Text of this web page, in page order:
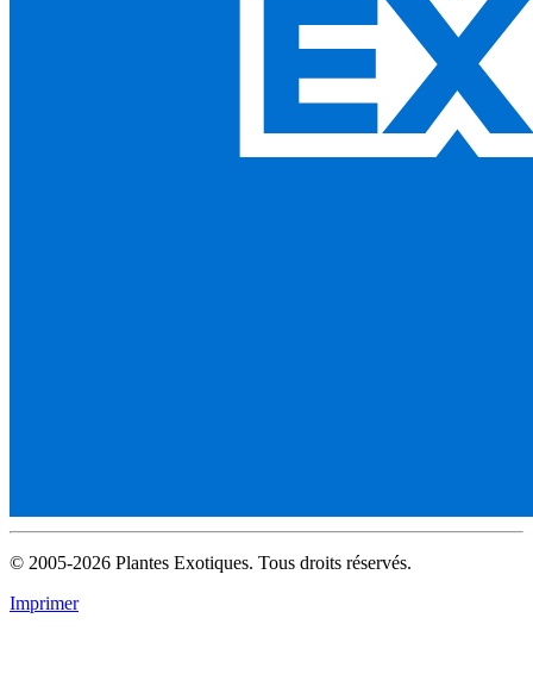
© 2005-2026 Plantes Exotiques. Tous droits réservés.
Imprimer